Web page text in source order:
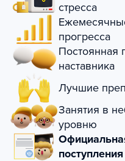
стресса
прогресса
Постоянная
наставника
Лучшие
Занятия в
уровню